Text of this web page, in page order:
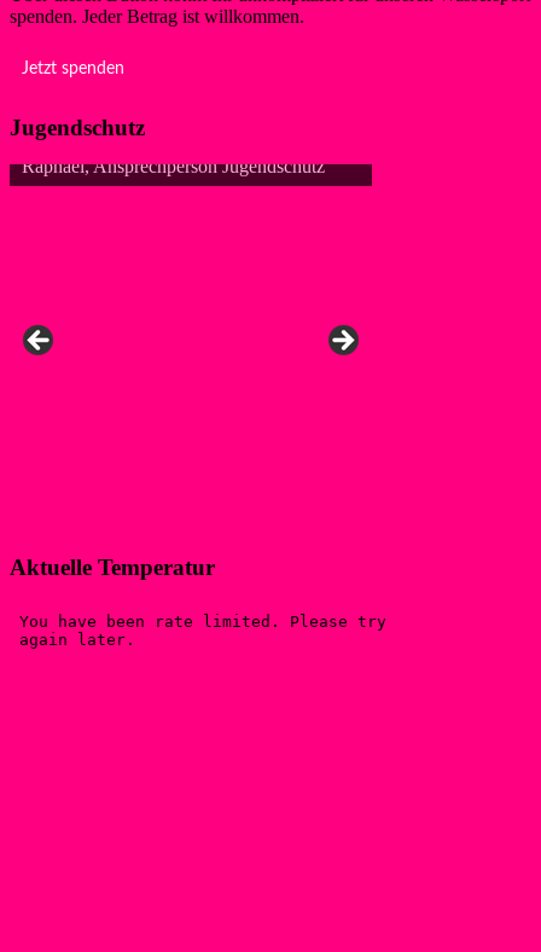
spenden. Jeder Betrag ist willkommen.
Jetzt spenden
Jugendschutz
Raphael, Ansprechperson Jugendschutz
Aktuelle Temperatur